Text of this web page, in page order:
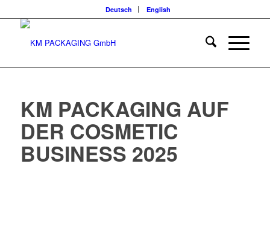
Deutsch English
KM PACKAGING AUF
DER COSMETIC
BUSINESS 2025